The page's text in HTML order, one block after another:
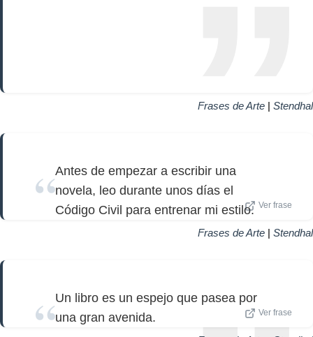
Frases de Arte | Stendhal
Antes de empezar a escribir una
novela, leo durante unos días el
Código Civil para entrenar mi estilo. Ver frase
Frases de Arte | Stendhal
Un libro es un espejo que pasea por
una gran avenida.
Ver frase